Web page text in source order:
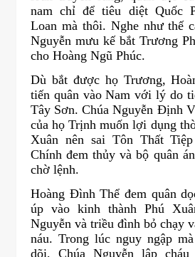
nam chỉ để tiêu diệt Quốc
Loan mà thôi. Nghe như thế
Nguyễn mưu kế bắt Trương
cho Hoàng Ngũ Phúc.
Dù bắt được họ Trương,
tiến quân vào Nam với lý do
Tây Sơn. Chúa Nguyễn Định
của họ Trịnh muốn lợi dụng
Xuân nên sai Tôn Thất
Chính đem thủy và bộ quân
chờ lệnh.
Hoàng Đình Thể đem quân
úp vào kinh thành Phú
Nguyễn và triều đình bỏ chạy
náu. Trong lúc nguy ngập
dõi, Chúa Nguyễn lập